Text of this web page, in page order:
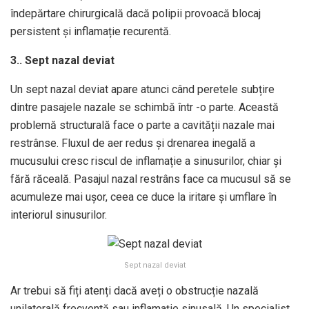
îndepărtare chirurgicală dacă polipii provoacă blocaj
persistent și inflamație recurentă.
3.. Sept nazal deviat
Un sept nazal deviat apare atunci când peretele subțire
dintre pasajele nazale se schimbă într -o parte. Această
problemă structurală face o parte a cavității nazale mai
restrânse. Fluxul de aer redus și drenarea inegală a
mucusului cresc riscul de inflamație a sinusurilor, chiar și
fără răceală. Pasajul nazal restrâns face ca mucusul să se
acumuleze mai ușor, ceea ce duce la iritare și umflare în
interiorul sinusurilor.
Sept nazal deviat
Ar trebui să fiți atenți dacă aveți o obstrucție nazală